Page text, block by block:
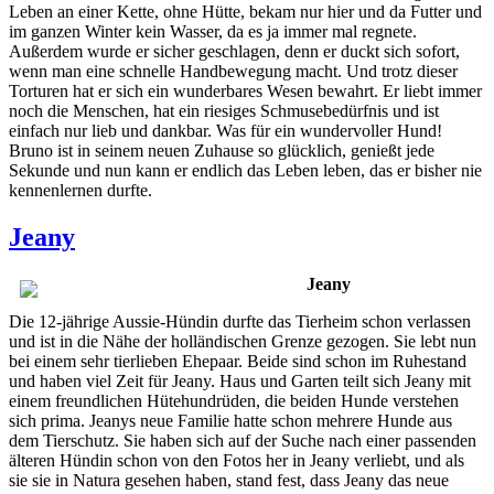
Leben an einer Kette, ohne Hütte, bekam nur hier und da Futter und
im ganzen Winter kein Wasser, da es ja immer mal regnete.
Außerdem wurde er sicher geschlagen, denn er duckt sich sofort,
wenn man eine schnelle Handbewegung macht. Und trotz dieser
Torturen hat er sich ein wunderbares Wesen bewahrt. Er liebt immer
noch die Menschen, hat ein riesiges Schmusebedürfnis und ist
einfach nur lieb und dankbar. Was für ein wundervoller Hund!
Bruno ist in seinem neuen Zuhause so glücklich, genießt jede
Sekunde und nun kann er endlich das Leben leben, das er bisher nie
kennenlernen durfte.
Jeany
Jeany
Die 12-jährige Aussie-Hündin durfte das Tierheim schon verlassen
und ist in die Nähe der holländischen Grenze gezogen. Sie lebt nun
bei einem sehr tierlieben Ehepaar. Beide sind schon im Ruhestand
und haben viel Zeit für Jeany. Haus und Garten teilt sich Jeany mit
einem freundlichen Hütehundrüden, die beiden Hunde verstehen
sich prima. Jeanys neue Familie hatte schon mehrere Hunde aus
dem Tierschutz. Sie haben sich auf der Suche nach einer passenden
älteren Hündin schon von den Fotos her in Jeany verliebt, und als
sie sie in Natura gesehen haben, stand fest, dass Jeany das neue